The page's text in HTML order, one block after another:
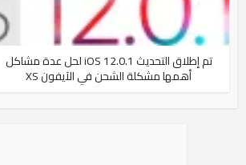
تم إطلاق التحديث iOS 12.0.1 لحل عدة مشاكل
أهمها مشكلة الشحن في الآيفون XS